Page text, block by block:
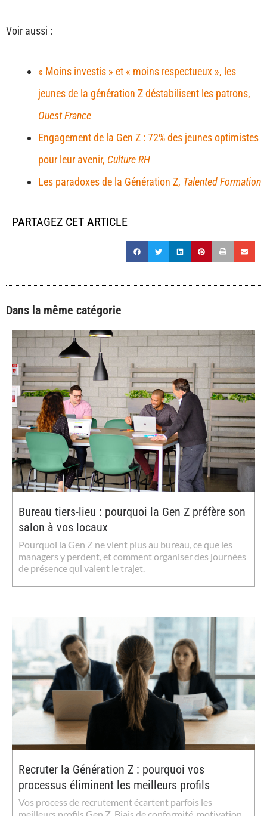
Voir aussi :
« Moins investis » et « moins respectueux », les
jeunes de la génération Z déstabilisent les patrons,
Ouest France
Engagement de la Gen Z : 72% des jeunes optimistes
pour leur avenir, Culture RH
Les paradoxes de la Génération Z, Talented Formation
PARTAGEZ CET ARTICLE
Dans la même catégorie
Bureau tiers-lieu : pourquoi la Gen Z préfère son
salon à vos locaux
Pourquoi la Gen Z ne vient plus au bureau, ce que les
managers y perdent, et comment organiser des journées
de présence qui valent le trajet.
Recruter la Génération Z : pourquoi vos
processus éliminent les meilleurs profils
Vos process de recrutement écartent parfois les